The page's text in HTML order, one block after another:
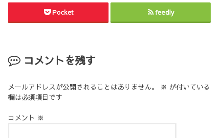
Pocket feedly
コメントを残す
メールアドレスが公開されることはありません。 ※ が付いている
欄は必須項目です
コメント ※